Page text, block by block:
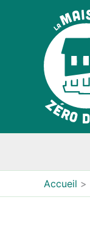
Accueil